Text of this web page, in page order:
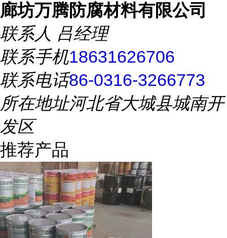
廊坊万腾防腐材料有限公司
联系人 吕经理
联系手机18631626706
联系电话86-0316-3266773
所在地址河北省大城县城南开
发区
推荐产品